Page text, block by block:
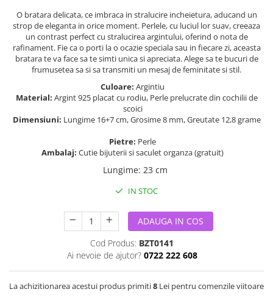
O bratara delicata, ce imbraca in stralucire incheietura, aducand un
strop de eleganta in orice moment. Perlele, cu luciul lor suav, creeaza
un contrast perfect cu stralucirea argintului, oferind o nota de
rafinament. Fie ca o porti la o ocazie speciala sau in fiecare zi, aceasta
bratara te va face sa te simti unica si apreciata. Alege sa te bucuri de
frumusetea sa si sa transmiti un mesaj de feminitate si stil.
Culoare: Argintiu
Material: Argint 925 placat cu rodiu, Perle prelucrate din cochilii de
scoici
Dimensiuni: Lungime 16+7 cm, Grosime 8 mm, Greutate 12,8 grame
Pietre: Perle
Ambalaj: Cutie bijuterii si saculet organza (gratuit)
Lungime: 23 cm
IN STOC
ADAUGA IN COS
Cod Produs: BZT0141
Ai nevoie de ajutor? 0722 222 608
La achizitionarea acestui produs primiti8 Lei pentru comenzile viitoare